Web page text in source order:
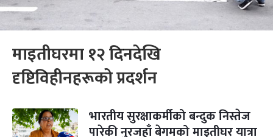
माइतीघरमा १२ दिनदेखि
दृष्टिविहीनहरूको प्रदर्शन
भारतीय सुरक्षाकर्मीको बन्दुक निस्तेज
पारेकी नुरजहाँ बेगमको माइतीघर यात्रा